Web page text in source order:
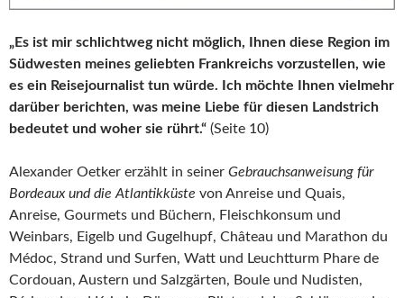
„Es ist mir schlichtweg nicht möglich, Ihnen diese Region im
Südwesten meines geliebten Frankreichs vorzustellen, wie
es ein Reisejournalist tun würde. Ich möchte Ihnen vielmehr
darüber berichten, was meine Liebe für diesen Landstrich
bedeutet und woher sie rührt.“ (Seite 10)
Alexander Oetker erzählt in seiner Gebrauchsanweisung für
Bordeaux und die Atlantikküste von Anreise und Quais,
Anreise, Gourmets und Büchern, Fleischkonsum und
Weinbars, Eigelb und Gugelhupf, Château und Marathon du
Médoc, Strand und Surfen, Watt und Leuchtturm Phare de
Cordouan, Austern und Salzgärten, Boule und Nudisten,